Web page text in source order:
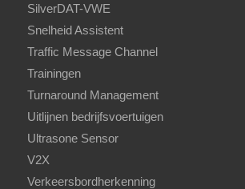
SilverDAT-VWE
Snelheid Assistent
Traffic Message Channel
Trainingen
Turnaround Management
Uitlijnen bedrijfsvoertuigen
Ultrasone Sensor
V2X
Verkeersbordherkenning